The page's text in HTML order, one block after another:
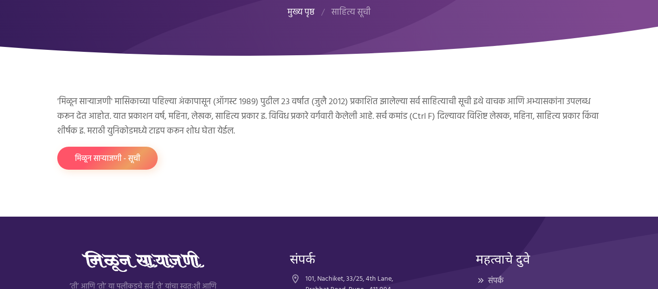
मुख्य पृष्ठ / साहित्य सूची
'मिळून साऱ्याजणी' मासिकाच्या पहिल्या अंकापासून (ऑगस्ट १९८९) पुढील २३ वर्षात (जुलै २०१२) प्रकाशित झालेल्या सर्व साहित्याची सूची इथे वाचक आणि अभ्यासकांना उपलब्ध
करून देत आहोत. यात प्रकाशन वर्ष, महिना, लेखक, साहित्य प्रकार इ. विविध प्रकारे वर्गवारी केलेली आहे. सर्च कमांड (Ctrl F) दिल्यावर विशिष्ट लेखक, महिना, साहित्य प्रकार किंवा
शीर्षक इ. मराठी युनिकोडमध्ये टाइप करून शोध घेता येईल.
मिळून साऱ्याजणी - सूची
‘ती’ आणि ‘तो’ या पलीकडचे सर्व ‘ते’ यांचा स्वतःशी आणि
संपर्क
101, Nachiket, 33/25, 4th Lane,
महत्वाचे दुवे
संपर्क